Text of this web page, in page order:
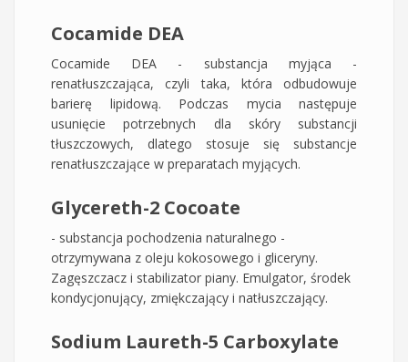
Cocamide DEA
Cocamide DEA - substancja myjąca -
renatłuszczająca, czyli taka, która odbudowuje
barierę lipidową. Podczas mycia następuje
usunięcie potrzebnych dla skóry substancji
tłuszczowych, dlatego stosuje się substancje
renatłuszczające w preparatach myjących.
Glycereth-2 Cocoate
- substancja pochodzenia naturalnego -
otrzymywana z oleju kokosowego i gliceryny.
Zagęszczacz i stabilizator piany. Emulgator, środek
kondycjonujący, zmiękczający i natłuszczający.
Sodium Laureth-5 Carboxylate